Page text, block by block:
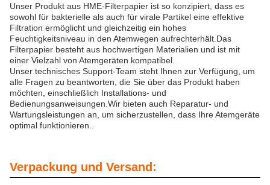
Unser Produkt aus HME-Filterpapier ist so konzipiert, dass es
sowohl für bakterielle als auch für virale Partikel eine effektive
Filtration ermöglicht und gleichzeitig ein hohes
Feuchtigkeitsniveau in den Atemwegen aufrechterhält.Das
Filterpapier besteht aus hochwertigen Materialien und ist mit
einer Vielzahl von Atemgeräten kompatibel.
Unser technisches Support-Team steht Ihnen zur Verfügung, um
alle Fragen zu beantworten, die Sie über das Produkt haben
möchten, einschließlich Installations- und
Bedienungsanweisungen.Wir bieten auch Reparatur- und
Wartungsleistungen an, um sicherzustellen, dass Ihre Atemgeräte
optimal funktionieren..
Verpackung und Versand: